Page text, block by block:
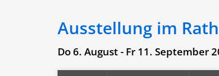
Ausstellung im
Do 6. August - Fr 11. September